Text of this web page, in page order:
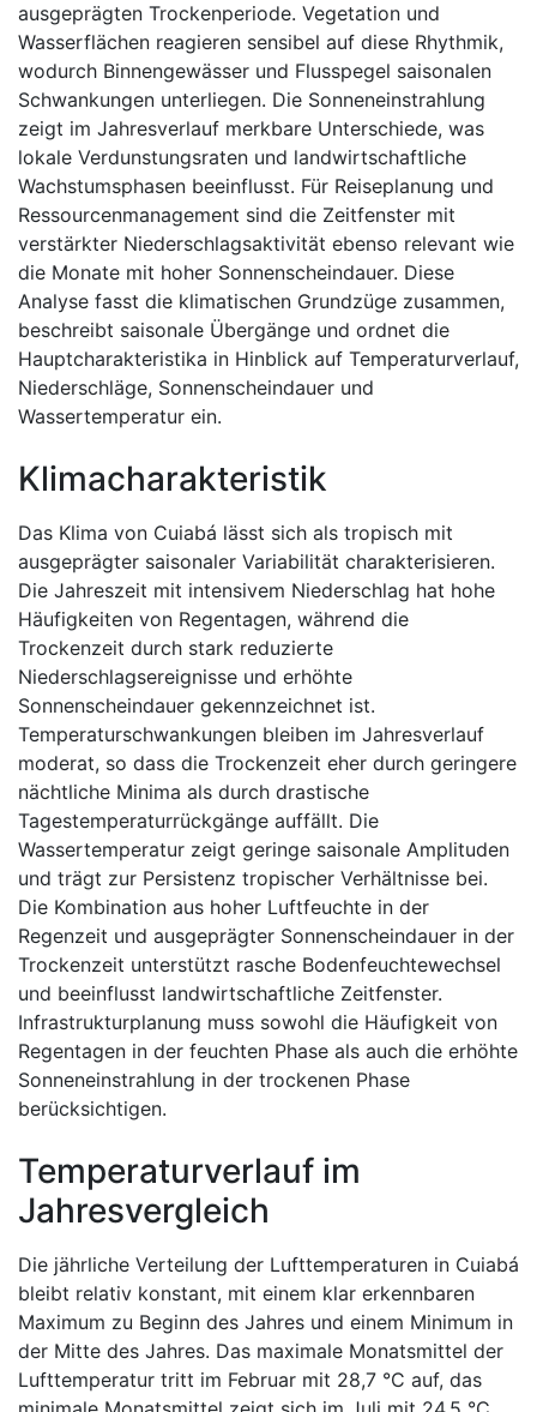
ausgeprägten Trockenperiode. Vegetation und
Wasserflächen reagieren sensibel auf diese Rhythmik,
wodurch Binnengewässer und Flusspegel saisonalen
Schwankungen unterliegen. Die Sonneneinstrahlung
zeigt im Jahresverlauf merkbare Unterschiede, was
lokale Verdunstungsraten und landwirtschaftliche
Wachstumsphasen beeinflusst. Für Reiseplanung und
Ressourcenmanagement sind die Zeitfenster mit
verstärkter Niederschlagsaktivität ebenso relevant wie
die Monate mit hoher Sonnenscheindauer. Diese
Analyse fasst die klimatischen Grundzüge zusammen,
beschreibt saisonale Übergänge und ordnet die
Hauptcharakteristika in Hinblick auf Temperaturverlauf,
Niederschläge, Sonnenscheindauer und
Wassertemperatur ein.
Klimacharakteristik
Das Klima von Cuiabá lässt sich als tropisch mit
ausgeprägter saisonaler Variabilität charakterisieren.
Die Jahreszeit mit intensivem Niederschlag hat hohe
Häufigkeiten von Regentagen, während die
Trockenzeit durch stark reduzierte
Niederschlagsereignisse und erhöhte
Sonnenscheindauer gekennzeichnet ist.
Temperaturschwankungen bleiben im Jahresverlauf
moderat, so dass die Trockenzeit eher durch geringere
nächtliche Minima als durch drastische
Tagestemperaturrückgänge auffällt. Die
Wassertemperatur zeigt geringe saisonale Amplituden
und trägt zur Persistenz tropischer Verhältnisse bei.
Die Kombination aus hoher Luftfeuchte in der
Regenzeit und ausgeprägter Sonnenscheindauer in der
Trockenzeit unterstützt rasche Bodenfeuchtewechsel
und beeinflusst landwirtschaftliche Zeitfenster.
Infrastrukturplanung muss sowohl die Häufigkeit von
Regentagen in der feuchten Phase als auch die erhöhte
Sonneneinstrahlung in der trockenen Phase
berücksichtigen.
Temperaturverlauf im
Jahresvergleich
Die jährliche Verteilung der Lufttemperaturen in Cuiabá
bleibt relativ konstant, mit einem klar erkennbaren
Maximum zu Beginn des Jahres und einem Minimum in
der Mitte des Jahres. Das maximale Monatsmittel der
Lufttemperatur tritt im Februar mit 28,7 °C auf, das